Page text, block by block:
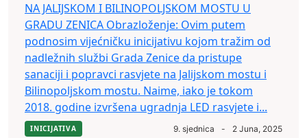
NA JALIJSKOM I BILINOPOLJSKOM MOSTU U
GRADU ZENICA Obrazloženje: Ovim putem
podnosim vijećničku inicijativu kojom tražim od
nadležnih službi Grada Zenice da pristupe
sanaciji i popravci rasvjete na Jalijskom mostu i
Bilinopoljskom mostu. Naime, iako je tokom
2018. godine izvršena ugradnja LED rasvjete i...
INICIJATIVA 9. sjednica - 2 Juna, 2025